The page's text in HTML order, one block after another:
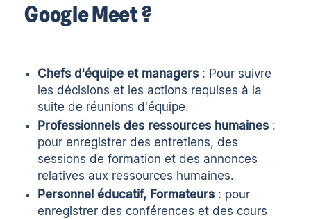
Google Meet ?
Chefs d'équipe et managers : Pour suivre
les décisions et les actions requises à la
suite de réunions d'équipe.
Professionnels des ressources humaines :
pour enregistrer des entretiens, des
sessions de formation et des annonces
relatives aux ressources humaines.
Personnel éducatif, Formateurs : pour
enregistrer des conférences et des cours